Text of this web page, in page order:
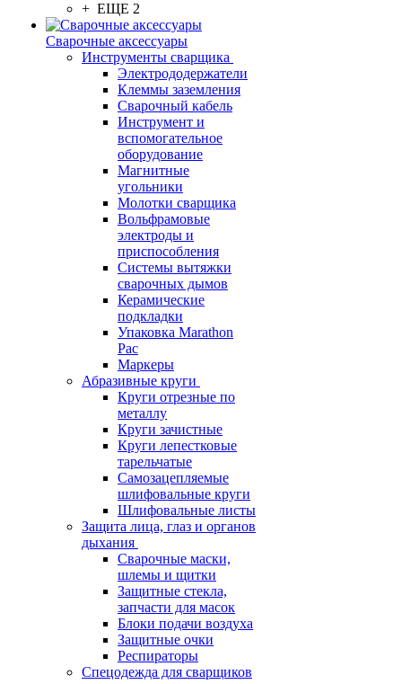
+ ЕЩЕ 2
Сварочные аксессуары
Инструменты сварщика
Электрододержатели
Клеммы заземления
Сварочный кабель
Инструмент и
вспомогательное
оборудование
Магнитные
угольники
Молотки сварщика
Вольфрамовые
электроды и
приспособления
Системы вытяжки
сварочных дымов
Керамические
подкладки
Упаковка Marathon
Pac
Маркеры
Абразивные круги
Круги отрезные по
металлу
Круги зачистные
Круги лепестковые
тарельчатые
Самозацепляемые
шлифовальные круги
Шлифовальные листы
Защита лица, глаз и органов
дыхания
Сварочные маски,
шлемы и щитки
Защитные стекла,
запчасти для масок
Блоки подачи воздуха
Защитные очки
Респираторы
Спецодежда для сварщиков